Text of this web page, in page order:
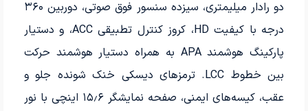
دو رادار میلیمتری، سیزده سنسور فوق‌ صوتی، دوربین ۳۶۰
درجه با کیفیت HD، کروز کنترل تطبیقی ACC، و دستیار
پارکینگ هوشمند APA به همراه دستیار هوشمند حرکت
بین خطوط LCC. ترمزهای دیسکی خنک شونده جلو و
عقب، کیسه‌های ایمنی، صفحه نمایشگر ۱۵٫۶ اینچی با نور